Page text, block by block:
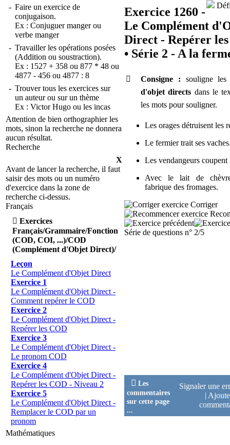
- Faire un exercice de
conjugaison.
Ex : Conjuguer mangerou
verbe manger
- Travailler les opérations posées
(Addition ou soustraction).
Ex : 1527 + 358 ou 877 * 48 ou
4877 - 456 ou 4877 : 8
- Trouver tous les exercices sur
un auteur ou sur un thème
Ex : Victor Hugo ou les incas
Attention de bien orthographier les
mots, sinon la recherche ne donnera
aucun résultat.
Recherche
X
Avant de lancer la recherche, il faut
saisir des mots ou un numéro
d'exercice dans la zone de
recherche ci-dessus.
Français
 Exercices
Français/Grammaire/Fonction
(COD, COI, ...)/COD
(Complément d'Objet Direct)/
Leçon
Le Complément d'Objet Direct
Exercice 1
Le Complément d'Objet Direct -
Comment repérer le COD
Exercice 2
Le Complément d'Objet Direct -
Repérer les COD
Exercice 3
Le Complément d'Objet Direct -
Le pronom COD
Exercice 4
Le Complément d'Objet Direct -
Repérer les COD - Niveau 2
Exercice 5
Le Complément d'Objet Direct -
Remplacer le COD par un
pronom
Mathématiques
Exercice 1260 -
Le Complément
Direct - Repérer
• Série 2 - A la
 Consigne : souligne
d'objet directs dans le
les mots pour souligner.
Les orages détruisent les
Le fermier trait ses vaches
Les vendangeurs coupent
Avec
le lait de
fabrique des fromages.
Corriger
Série de questions n° 2/5
 Les
commentaires
sur cette page
...
Signaler une
|